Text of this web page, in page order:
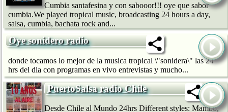
Cumbia santafesina y con sabooor!!! oye que sabor
cumbia.We played tropical music, broadcasting 24 hours a day,
salsa, cumbia, bachata rock and...
Oye sonidero radio
donde tocamos lo mejor de la musica tropical \"sonidera\" las 24
hrs del dia con programas en vivo entrevistas y mucho...
PuertoSalsa radio Chile
Desde Chile al Mundo 24hrs Different styles: Mambo,